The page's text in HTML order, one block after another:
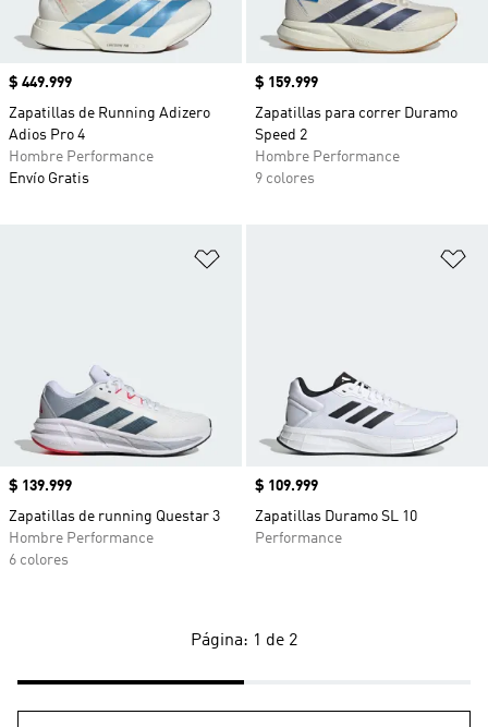
Precio
$ 449.999
Zapatillas de Running Adizero
Adios Pro 4
Hombre Performance
Envío Gratis
Precio
$ 159.999
Zapatillas para correr Duramo
Speed 2
Hombre Performance
9 colores
Precio
$ 139.999
Zapatillas de running Questar 3
Hombre Performance
6 colores
Precio
$ 109.999
Zapatillas Duramo SL 10
Performance
Página: 1 de 2